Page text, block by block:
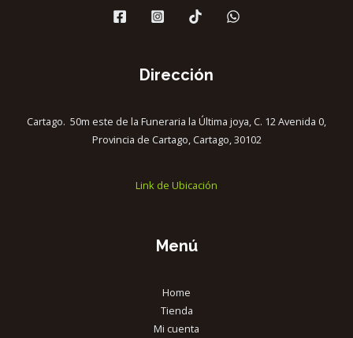
Dirección
Cartago. 50m este de la Funeraria la Última joya, C. 12 Avenida 0,
Provincia de Cartago, Cartago, 30102
Link de Ubicación
Menú
Home
Tienda
Mi cuenta